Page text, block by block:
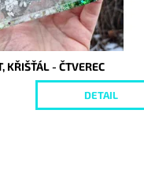
KŘIŠŤÁL - ČTVEREC
DETAIL